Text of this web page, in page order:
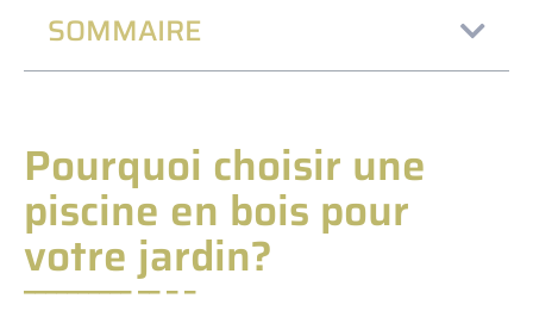
SOMMAIRE
Pourquoi choisir une
piscine en bois pour
votre jardin?